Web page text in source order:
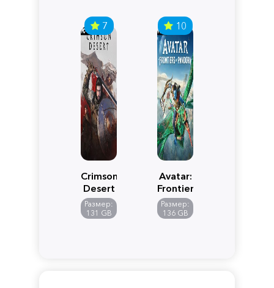
7
Crimson
Desert
Размер:
131 GB
10
Avatar:
Frontiers
of
Pandora
Размер:
136 GB